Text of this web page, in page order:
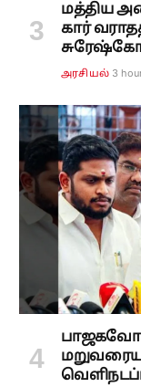
மத்திய
கார்
அரசியல் 3